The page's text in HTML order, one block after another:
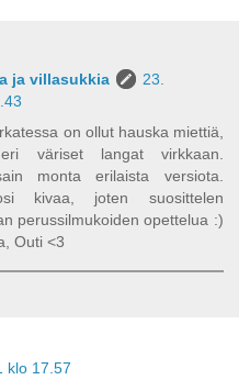
ja villasukkia
23.
on ollut hauska miettiä,
väriset langat virkkaan.
monta erilaista versiota.
kivaa, joten suosittelen
perussilmukoiden opettelua :)
Outi <3
klo 17.57